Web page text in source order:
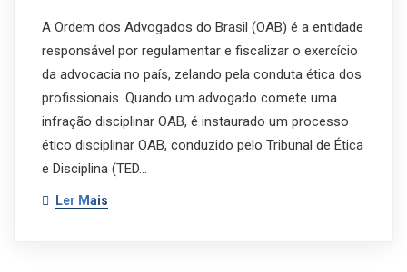
A Ordem dos Advogados do Brasil (OAB) é a entidade
responsável por regulamentar e fiscalizar o exercício
da advocacia no país, zelando pela conduta ética dos
profissionais. Quando um advogado comete uma
infração disciplinar OAB, é instaurado um processo
ético disciplinar OAB, conduzido pelo Tribunal de Ética
e Disciplina (TED…
Ler Mais